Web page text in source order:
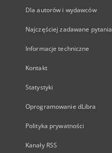
Dla autorów i wydawców
Najczęściej zadawane pytania
Informacje techniczne
Kontakt
Statystyki
Oprogramowanie dLibra
Polityka prywatności
Kanały RSS